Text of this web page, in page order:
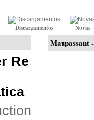
Discargamentos Novas
Re
Maupassant -